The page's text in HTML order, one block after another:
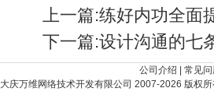
上一篇:练好内功全面
下一篇:设计沟通的七
公司介绍
常见
大庆万维网络技术开发有限公司 2007-2026 版权